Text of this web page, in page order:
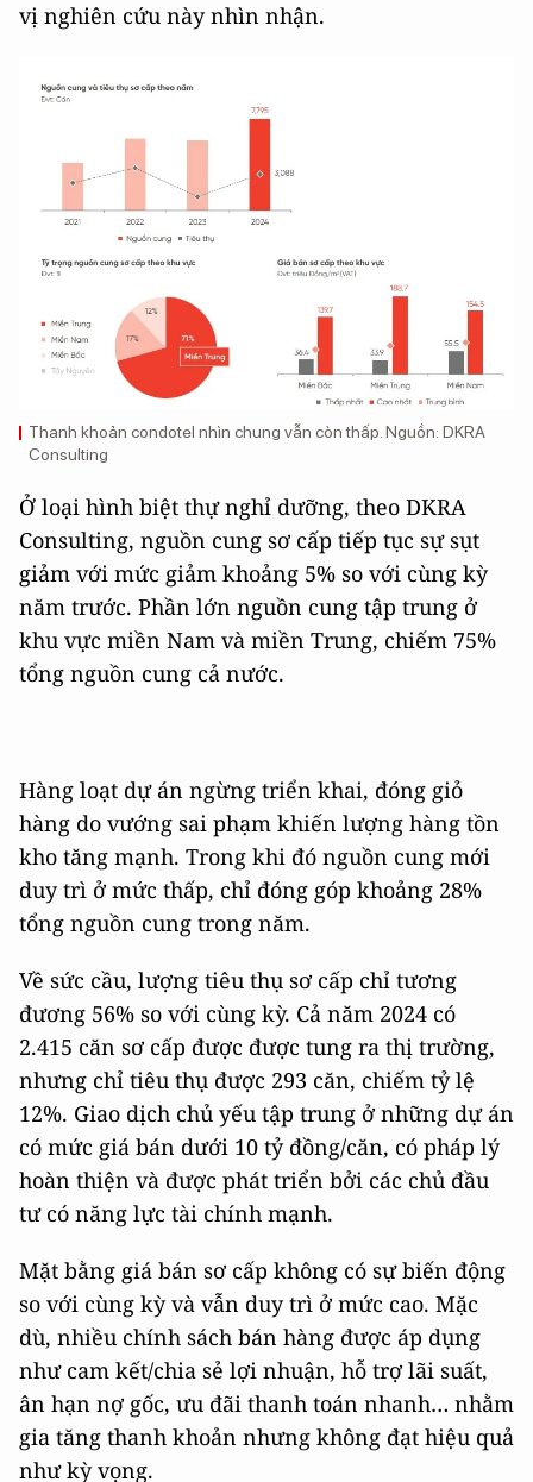
vị nghiên cứu này nhìn nhận.
Thanh khoản condotel nhìn chung vẫn còn thấp. Nguồn: DKRA
Consulting
Ở loại hình biệt thự nghỉ dưỡng, theo DKRA
Consulting, nguồn cung sơ cấp tiếp tục sự sụt
giảm với mức giảm khoảng 5% so với cùng kỳ
năm trước. Phần lớn nguồn cung tập trung ở
khu vực miền Nam và miền Trung, chiếm 75%
tổng nguồn cung cả nước.
Hàng loạt dự án ngừng triển khai, đóng giỏ
hàng do vướng sai phạm khiến lượng hàng tồn
kho tăng mạnh. Trong khi đó nguồn cung mới
duy trì ở mức thấp, chỉ đóng góp khoảng 28%
tổng nguồn cung trong năm.
Về sức cầu, lượng tiêu thụ sơ cấp chỉ tương
đương 56% so với cùng kỳ. Cả năm 2024 có
2.415 căn sơ cấp được được tung ra thị trường,
nhưng chỉ tiêu thụ được 293 căn, chiếm tỷ lệ
12%. Giao dịch chủ yếu tập trung ở những dự án
có mức giá bán dưới 10 tỷ đồng/căn, có pháp lý
hoàn thiện và được phát triển bởi các chủ đầu
tư có năng lực tài chính mạnh.
Mặt bằng giá bán sơ cấp không có sự biến động
so với cùng kỳ và vẫn duy trì ở mức cao. Mặc
dù, nhiều chính sách bán hàng được áp dụng
như cam kết/chia sẻ lợi nhuận, hỗ trợ lãi suất,
ân hạn nợ gốc, ưu đãi thanh toán nhanh… nhằm
gia tăng thanh khoản nhưng không đạt hiệu quả
như kỳ vọng.